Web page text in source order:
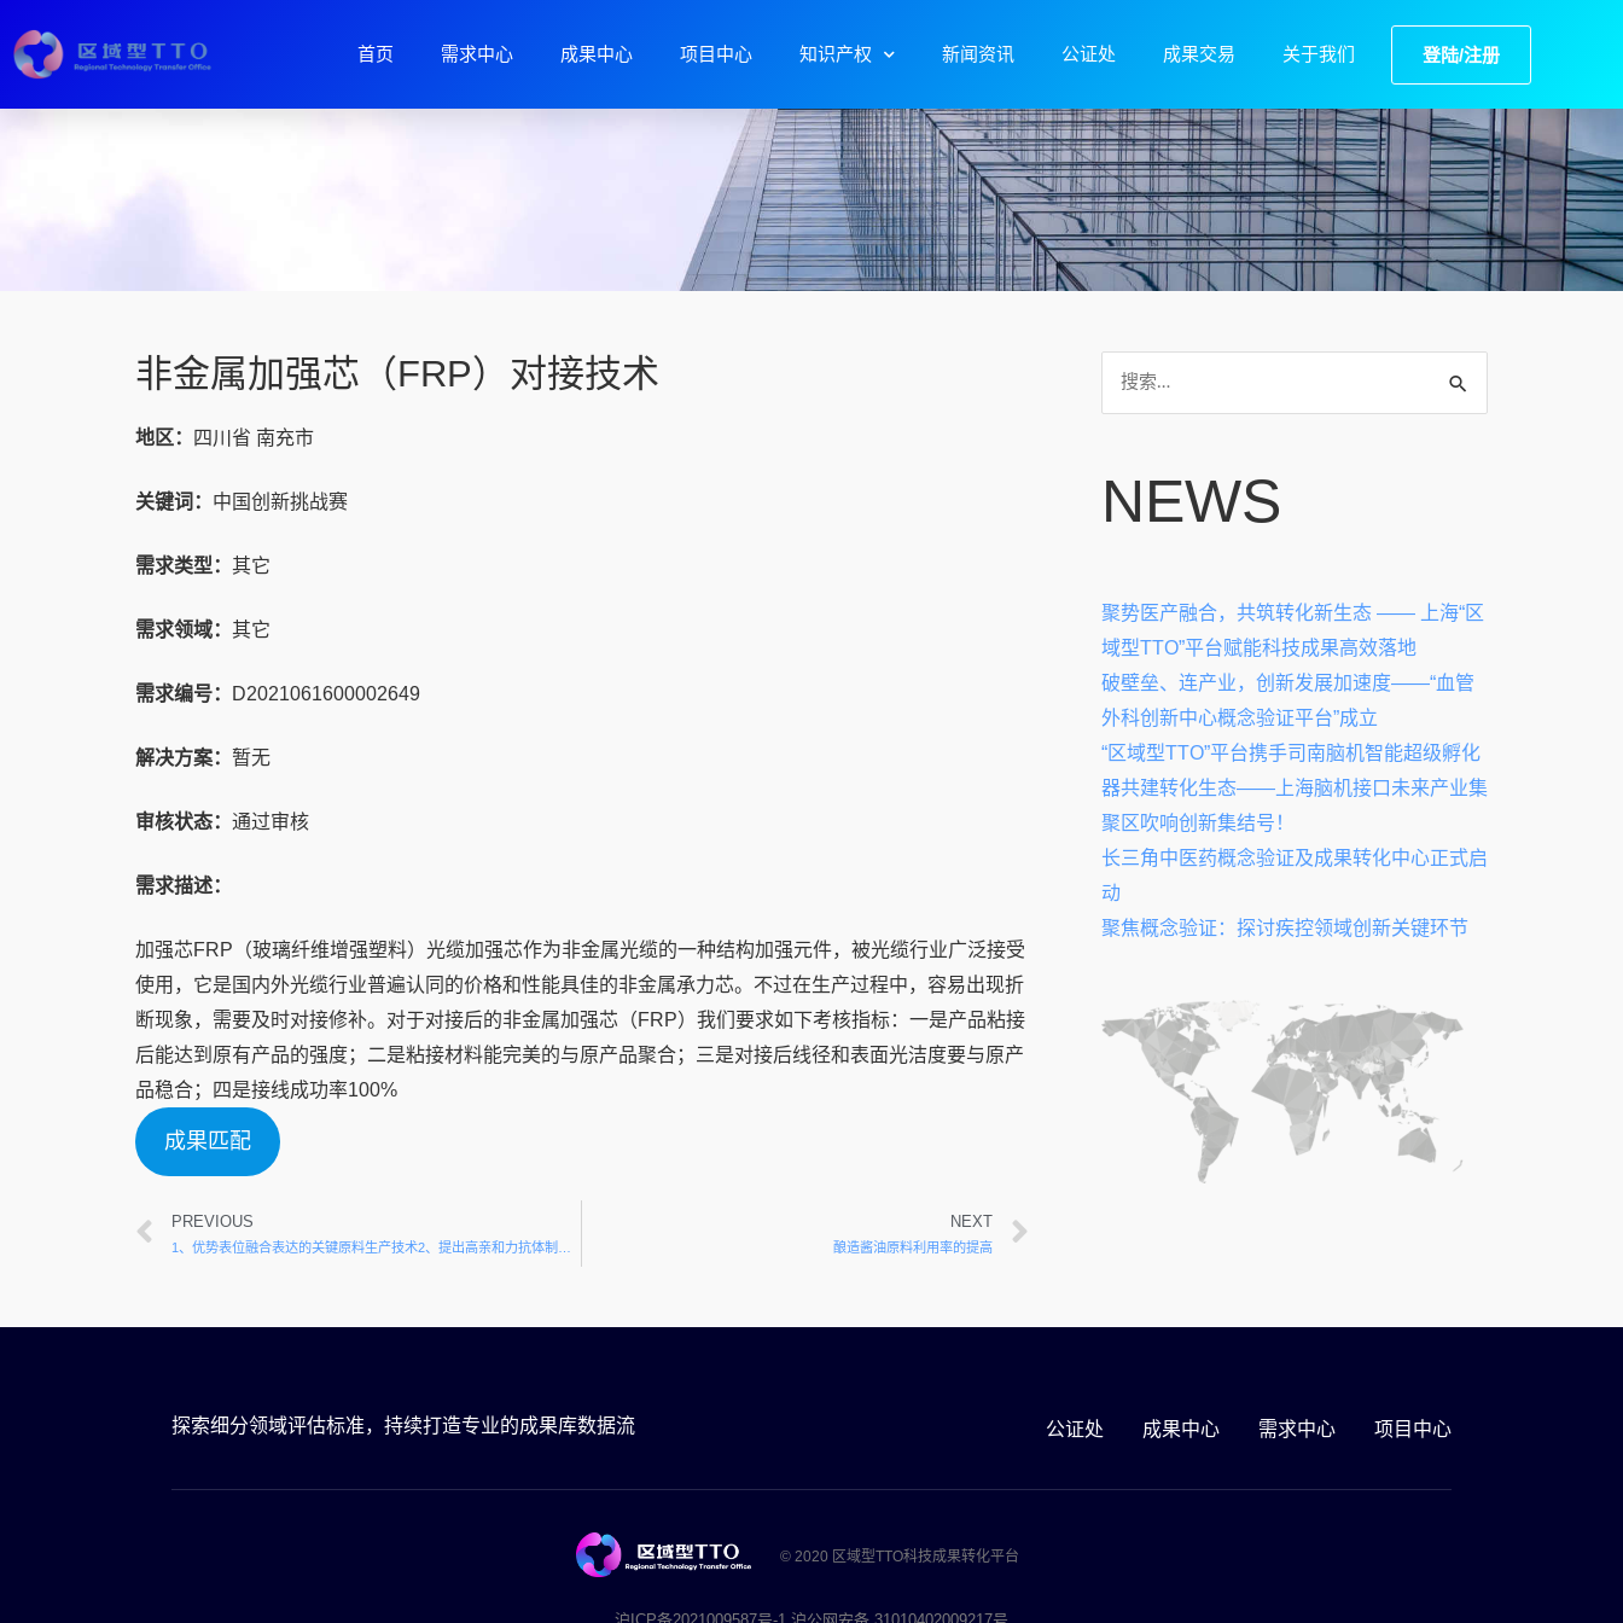
首页 需求中心 成果中心 项目中心 知识产权 新闻资讯 公证处 成果交易 关于我们 登陆/注册
非金属加强芯（FRP）对接技术
地区： 四川省 南充市
关键词： 中国创新挑战赛
需求类型： 其它
需求领域： 其它
需求编号： D2021061600002649
解决方案： 暂无
审核状态： 通过审核
需求描述：
加强芯FRP（玻璃纤维增强塑料）光缆加强芯作为非金属光缆的一种结构加强元件，被光缆行业广泛接受
使用，它是国内外光缆行业普遍认同的价格和性能具佳的非金属承力芯。不过在生产过程中，容易出现折
断现象，需要及时对接修补。对于对接后的非金属加强芯（FRP）我们要求如下考核指标：一是产品粘接
后能达到原有产品的强度；二是粘接材料能完美的与原产品聚合；三是对接后线径和表面光洁度要与原产
品稳合；四是接线成功率100%
成果匹配
PREVIOUS NEXT
酿造酱油原料利用率的提高
NEWS
聚势医产融合，共筑转化新生态 —— 上海“区
域型TTO”平台赋能科技成果高效落地
破壁垒、连产业，创新发展加速度——“血管
外科创新中心概念验证平台”成立
“区域型TTO”平台携手司南脑机智能超级孵化
器共建转化生态——上海脑机接口未来产业集
聚区吹响创新集结号！
长三角中医药概念验证及成果转化中心正式启
动
聚焦概念验证：探讨疾控领域创新关键环节
探索细分领域评估标准，持续打造专业的成果库数据流 公证处 成果中心 需求中心 项目中心
© 2020 区域型TTO科技成果转化平台